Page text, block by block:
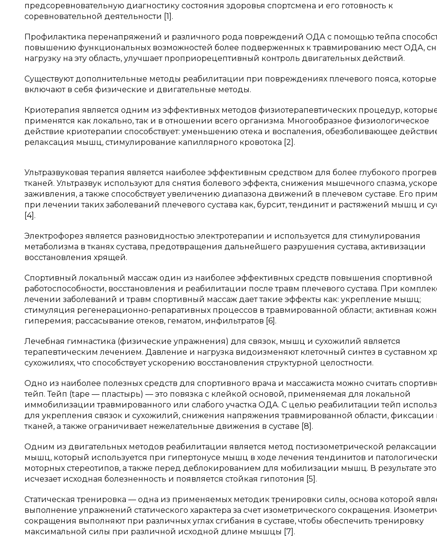
предсоревновательную диагностику состояния здоровья спортсмена и его готовность к
соревновательной деятельности [1].
Профилактика перенапряжений и различного рода повреждений ОДА с помощью тейпа
повышению функциональных возможностей более подверженных к травмированию мест ОДА,
нагрузку на эту область, улучшает проприорецептивный контроль двигательных действий.
Существуют дополнительные методы реабилитации при повреждениях плечевого пояса, которые
включают в себя физические и двигательные методы.
Криотерапия является одним из эффективных методов физиотерапевтических процедур,
применятся как локально, так и в отношении всего организма. Многообразное физиологическое
действие криотерапии способствует: уменьшению отека и воспаления, обезболивающее
релаксация мышц, стимулирование капиллярного кровотока [2].
Ультразвуковая терапия является наиболее эффективным средством для более глубокого
тканей. Ультразвук используют для снятия болевого эффекта, снижения мышечного спазма,
заживления, а также способствует увеличению диапазона движений в плечевом суставе. Его
при лечении таких заболеваний плечевого сустава как, бурсит, тендинит и растяжений мышц и
[4].
Электрофорез является разновидностью электротерапии и используется для стимулирования
метаболизма в тканях сустава, предотвращения дальнейшего разрушения сустава, активизации
восстановления хрящей.
Спортивный локальный массаж один из наиболее эффективных средств повышения спортивной
работоспособности, восстановления и реабилитации после травм плечевого сустава. При
лечении заболеваний и травм спортивный массаж дает такие эффекты как: укрепление мышц;
стимуляция регенерационно-репаративных процессов в травмированной области; активная
гиперемия; рассасывание отеков, гематом, инфильтратов [6].
Лечебная гимнастика (физические упражнения) для связок, мышц и сухожилий является
терапевтическим лечением. Давление и нагрузка видоизменяют клеточный синтез в суставном
сухожилиях, что способствует ускорению восстановления структурной целостности.
Одно из наиболее полезных средств для спортивного врача и массажиста можно считать
тейп. Тейп (tape — пластырь) — это повязка с клейкой основой, применяемая для локальной
иммобилизации травмированного или слабого участка ОДА. С целью реабилитации тейп
для укрепления связок и сухожилий, снижения напряжения травмированной области, фиксации
тканей, а также ограничивает нежелательные движения в суставе [8].
Одним из двигательных методов реабилитации является метод постизометрической
мышц, который используется при гипертонусе мышц в ходе лечения тендинитов и
моторных стереотипов, а также перед деблокированием для мобилизации мышц. В результате
исчезает исходная болезненность и появляется стойкая гипотония [5].
Статическая тренировка — одна из применяемых методик тренировки силы, основа которой
выполнение упражнений статического характера за счет изометрического сокращения.
сокращения выполняют при различных углах сгибания в суставе, чтобы обеспечить тренировку
максимальной силы при различной исходной длине мышцы [7].